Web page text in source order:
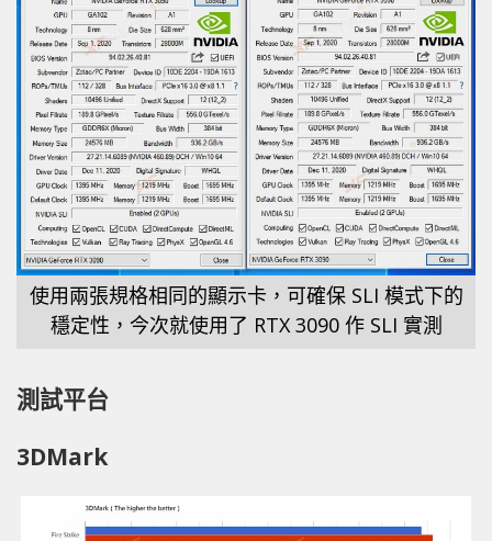
使用兩張規格相同的顯示卡，可確保 SLI 模式下的
穩定性，今次就使用了 RTX 3090 作 SLI 實測
測試平台
3DMark